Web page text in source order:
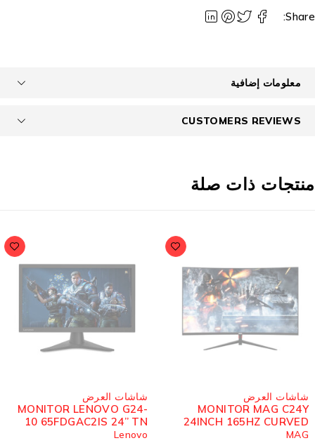
معلومات إضافية
CUSTOMERS REVIEWS
ذات صلة
مُباع
شاشات العرض
MONITOR LENOVO G24-
10 65FDGAC2IS 24” TN
مُباع
شاشات العرض
MONITOR FORTECH
24INCH 75HZ IPS